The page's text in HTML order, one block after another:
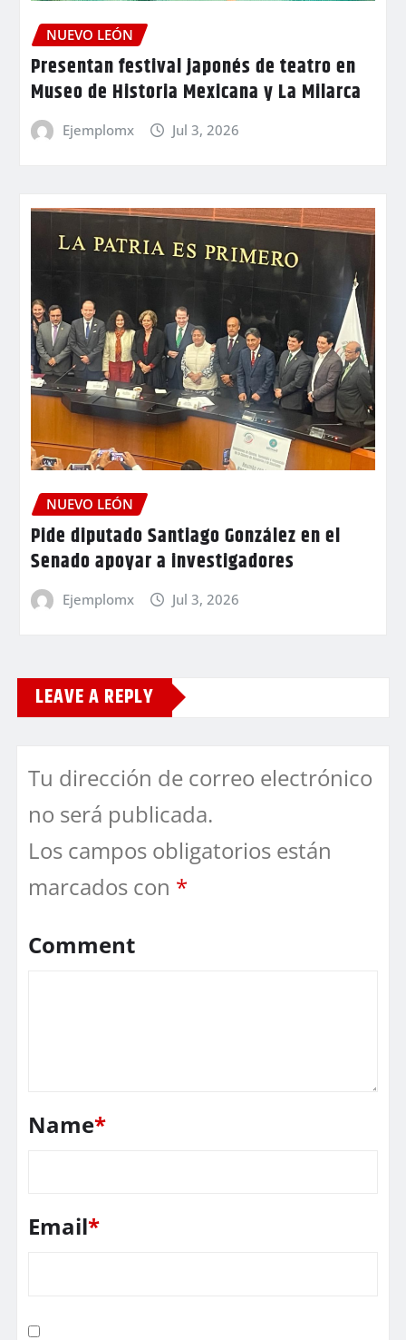
NUEVO LEÓN
Presentan festival japonés de teatro en
Museo de Historia Mexicana y La Milarca
Ejemplomx Jul 3, 2026
NUEVO LEÓN
Pide diputado Santiago González en el
Senado apoyar a investigadores
Ejemplomx Jul 3, 2026
LEAVE A REPLY
Tu dirección de correo electrónico
no será publicada.
Los campos obligatorios están
marcados con *
Comment
Name*
Email*